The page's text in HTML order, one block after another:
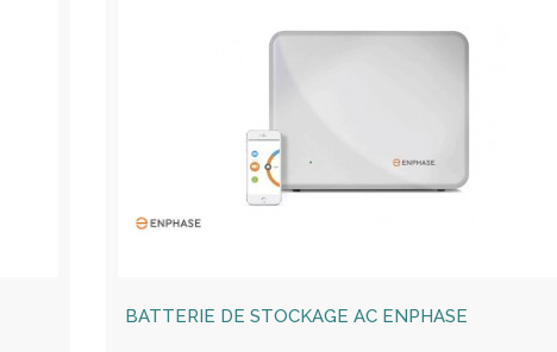
BATTERIE DE STOCKAGE AC ENPHASE